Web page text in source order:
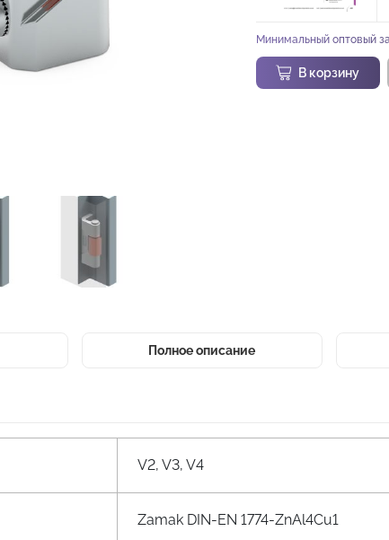
Минимальный оптовый
В корзину
Полное описание
V2, V3, V4
Zamak DIN-EN 1774-ZnAl4Cu1